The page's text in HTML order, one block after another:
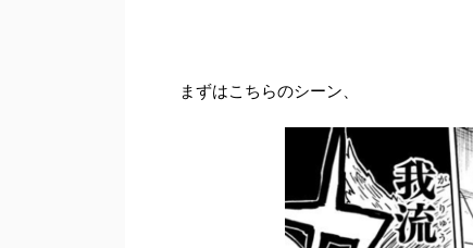
まずはこちらのシーン、